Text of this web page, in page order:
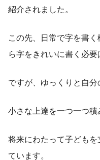
紹介されました。
この先、日常で字を書
ら字をきれいに書く必要
ですが、ゆっくりと自分
小さな上達を一つ一つ
将来にわたって子ども
ています。